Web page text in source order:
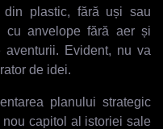
din plastic, fără uși sau
cu anvelope fără aer și
aventurii. Evident, nu va
de idei.
planului strategic
capitol al istoriei sale